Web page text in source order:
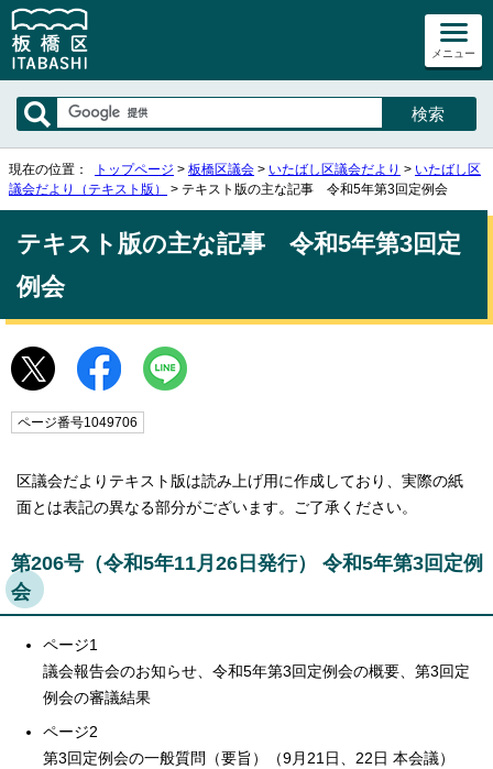
メニュー
現在の位置： トップページ > 板橋区議会 > いたばし区議会だより > いたばし区
議会だより（テキスト版）
> テキスト版の主な記事 令和5年第3回定例会
テキスト版の主な記事 令和5年第3回定
例会
ページ番号1049706
区議会だよりテキスト版は読み上げ用に作成しており、実際の紙
面とは表記の異なる部分がございます。ご了承ください。
第206号（令和5年11月26日発行） 令和5年第3回定例
会
ページ1
議会報告会のお知らせ、令和5年第3回定例会の概要、第3回定
例会の審議結果
ページ2
第3回定例会の一般質問（要旨）（9月21日、22日 本会議）